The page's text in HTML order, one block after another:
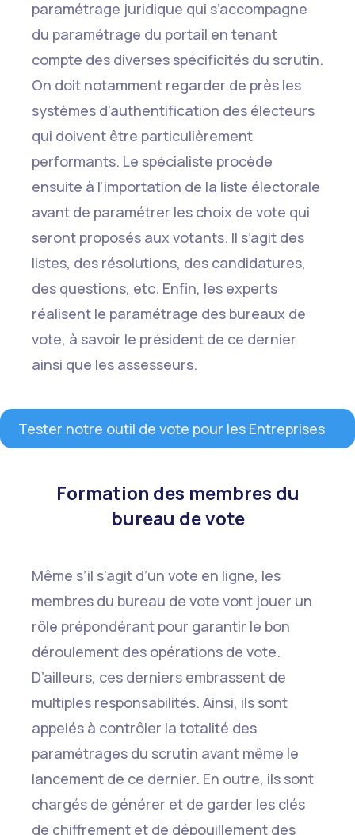
paramétrage juridique qui s’accompagne
du paramétrage du portail en tenant
compte des diverses spécificités du scrutin.
On doit notamment regarder de près les
systèmes d’authentification des électeurs
qui doivent être particulièrement
performants. Le spécialiste procède
ensuite à l’importation de la liste électorale
avant de paramétrer les choix de vote qui
seront proposés aux votants. Il s’agit des
listes, des résolutions, des candidatures,
des questions, etc. Enfin, les experts
réalisent le paramétrage des bureaux de
vote, à savoir le président de ce dernier
ainsi que les assesseurs.
Tester notre outil de vote pour les Entreprises
Formation des membres du
bureau de vote
Même s’il s’agit d’un vote en ligne, les
membres du bureau de vote vont jouer un
rôle prépondérant pour garantir le bon
déroulement des opérations de vote.
D’ailleurs, ces derniers embrassent de
multiples responsabilités. Ainsi, ils sont
appelés à contrôler la totalité des
paramétrages du scrutin avant même le
lancement de ce dernier. En outre, ils sont
chargés de générer et de garder les clés
de chiffrement et de dépouillement des